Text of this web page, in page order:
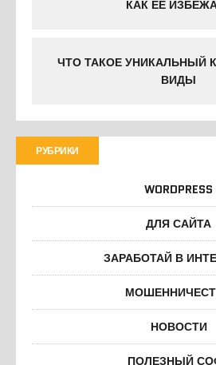
КАК ЕЁ
ЧТО ТАКОЕ УНИКАЛЬНЫЙ
ВИДЫ
РУБРИКИ
WORDPRESS
ДЛЯ САЙТА
ЗАРАБОТАЙ В
НОВОСТИ
ПОЛЕЗНЫЙ